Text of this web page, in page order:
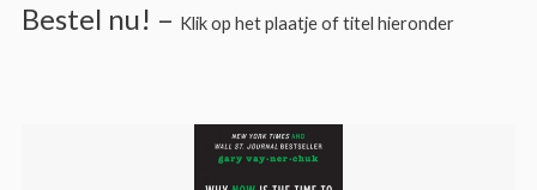
Bestel nu! – Klik op het plaatje of titel hieronder